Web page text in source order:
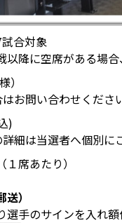
合対象
降に空席がある場合
）
お問い合わせくださ
)
細は当選者へ個別に
席あたり）
）
手のサインを入れ